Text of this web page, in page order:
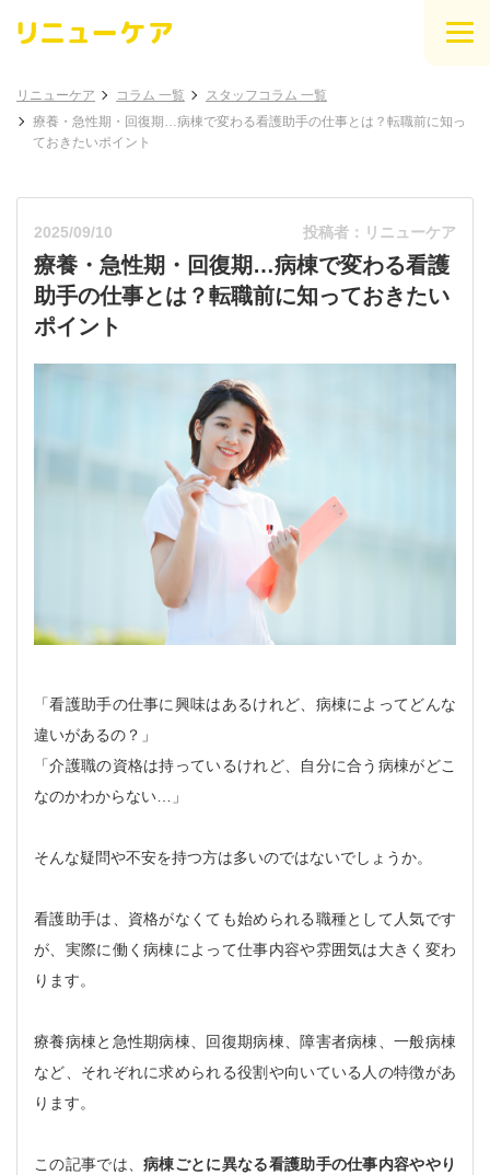
リニューケア コラム 一覧
スタッフコラム 一覧
療養・急性期・回復期…病棟で変わる看護助手の仕事とは？転職前に知っ
ておきたいポイント
2025/09/10 投稿者：リニューケア
療養・急性期・回復期…病棟で変わる看護
助手の仕事とは？転職前に知っておきたい
ポイント
「看護助手の仕事に興味はあるけれど、病棟によってどんな
違いがあるの？」
「介護職の資格は持っているけれど、自分に合う病棟がどこ
なのかわからない…」
そんな疑問や不安を持つ方は多いのではないでしょうか。
看護助手は、資格がなくても始められる職種として人気です
が、実際に働く病棟によって仕事内容や雰囲気は大きく変わ
ります。
療養病棟と急性期病棟、回復期病棟、障害者病棟、一般病棟
など、それぞれに求められる役割や向いている人の特徴があ
ります。
この記事では、病棟ごとに異なる看護助手の仕事内容ややり